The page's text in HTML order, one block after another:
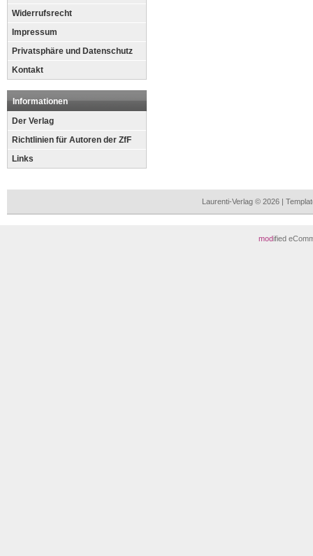
Widerrufsrecht
Impressum
Privatsphäre und Datenschutz
Kontakt
Informationen
Der Verlag
Richtlinien für Autoren der ZfF
Links
Laurenti-Verlag © 2026 |
modified